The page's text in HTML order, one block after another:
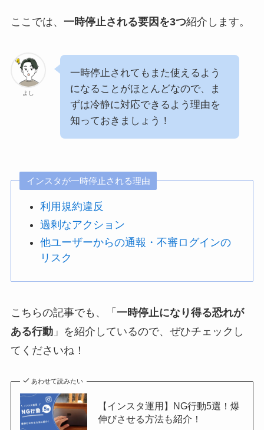
ここでは、 一時停止される要因を3つ紹介します。
よし
一時停止されてもまた使えるよう
になることがほとんどなので、ま
ずは冷静に対応できるよう理由を
知っておきましょう！
インスタが一時停止される理由
利用規約違反
過剰なアクション
他ユーザーからの通報・不審ログインの
リスク
こちらの記事でも、「 一時停止になり得る恐れが
ある行動」を紹介しているので、ぜひチェックし
てくださいね！
あわせて読みたい
【インスタ運用】NG行動5選！爆
伸びさせる方法も紹介！